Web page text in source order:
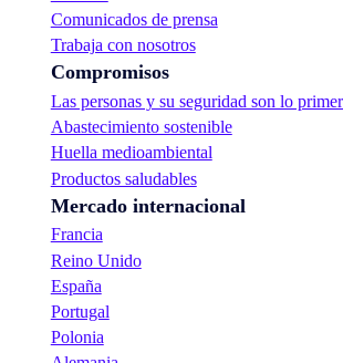
Comunicados de prensa
Trabaja con nosotros
Compromisos
Las personas y su seguridad son lo
Abastecimiento sostenible
Huella medioambiental
Productos saludables
Mercado internacional
Francia
Reino Unido
España
Portugal
Polonia